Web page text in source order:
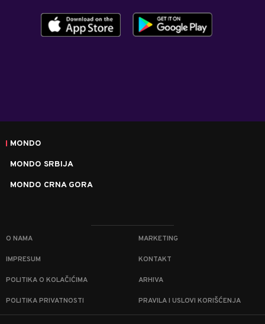
MONDO
MONDO SRBIJA
MONDO CRNA GORA
O NAMA MARKETING
IMPRESUM KONTAKT
POLITIKA O KOLAČIĆIMA ARHIVA
POLITIKA PRIVATNOSTI PRAVILA I USLOVI KORIŠĆENJA